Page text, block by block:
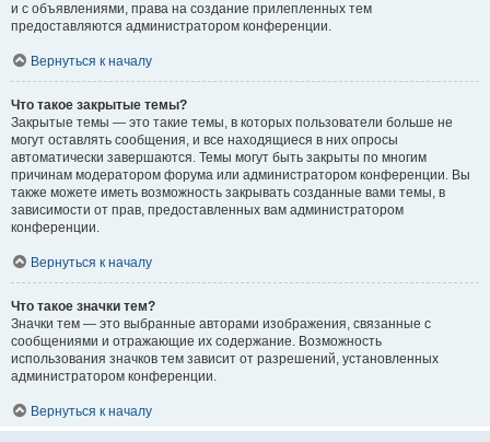
и с объявлениями, права на создание прилепленных тем
предоставляются администратором конференции.
Вернуться к началу
Что такое закрытые темы?
Закрытые темы — это такие темы, в которых пользователи больше не
могут оставлять сообщения, и все находящиеся в них опросы
автоматически завершаются. Темы могут быть закрыты по многим
причинам модератором форума или администратором конференции. Вы
также можете иметь возможность закрывать созданные вами темы, в
зависимости от прав, предоставленных вам администратором
конференции.
Вернуться к началу
Что такое значки тем?
Значки тем — это выбранные авторами изображения, связанные с
сообщениями и отражающие их содержание. Возможность
использования значков тем зависит от разрешений, установленных
администратором конференции.
Вернуться к началу